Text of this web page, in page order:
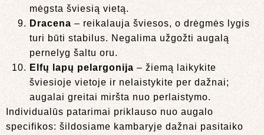
mėgsta šviesią vietą.
Dracena – reikalauja šviesos, o drėgmės lygis
turi būti stabilus. Negalima užgožti augalą
pernelyg šaltu oru.
Elfų lapų pelargonija – žiemą laikykite
šviesioje vietoje ir nelaistykite per dažnai;
augalai greitai miršta nuo perlaistymo.
Individualūs patarimai priklauso nuo augalo
specifikos: šildosiame kambaryje dažnai pasitaiko